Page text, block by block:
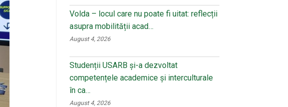
Volda – locul care nu poate fi uitat: reflecții
asupra mobilității acad…
August 4, 2026
Studenții USARB și-a dezvoltat
competențele academice și interculturale
în ca…
August 4, 2026